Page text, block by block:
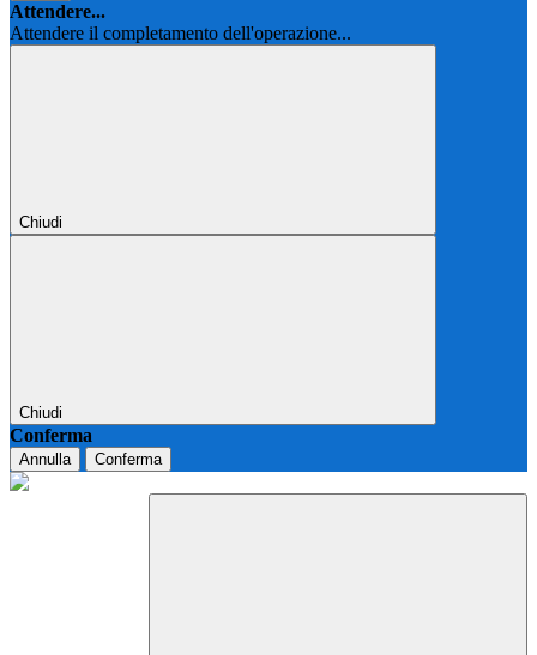
Attendere...
Attendere il completamento dell'operazione...
Chiudi
Chiudi
Conferma
Annulla Conferma